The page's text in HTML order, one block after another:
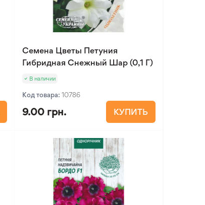
Семена Цветы Петуния
Гибридная Снежный Шар (0,1 Г)
В наличии
Код товара: 10786
9.00 грн. КУПИТЬ